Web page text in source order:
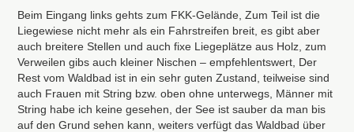
Beim Eingang links gehts zum FKK-Gelände, Zum Teil ist die
Liegewiese nicht mehr als ein Fahrstreifen breit, es gibt aber
auch breitere Stellen und auch fixe Liegeplätze aus Holz, zum
Verweilen gibs auch kleiner Nischen – empfehlentswert, Der
Rest vom Waldbad ist in ein sehr guten Zustand, teilweise sind
auch Frauen mit String bzw. oben ohne unterwegs, Männer mit
String habe ich keine gesehen, der See ist sauber da man bis
auf den Grund sehen kann, weiters verfügt das Waldbad über